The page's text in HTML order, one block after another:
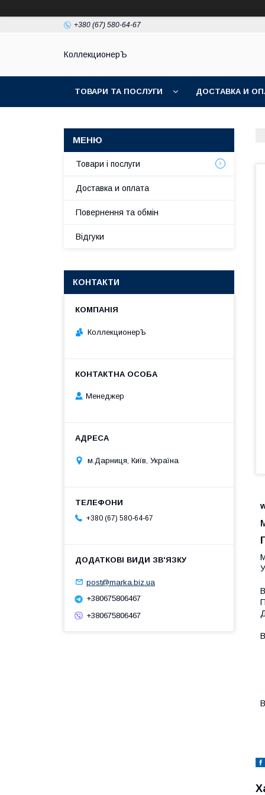
+380 (67) 580-64-67
КоллекционерЪ
ТОВАРИ ТА ПОСЛУГИ ДОСТАВКА И
Товари і послуги
Доставка и оплата
Повернення та обмін
Відгуки
КОНТАКТИ
КоллекционерЪ
Менеджер
м.Дарниця, Київ, Україна
+380 (67) 580-64-67
post@marka.biz.ua
+380675806467
+380675806467